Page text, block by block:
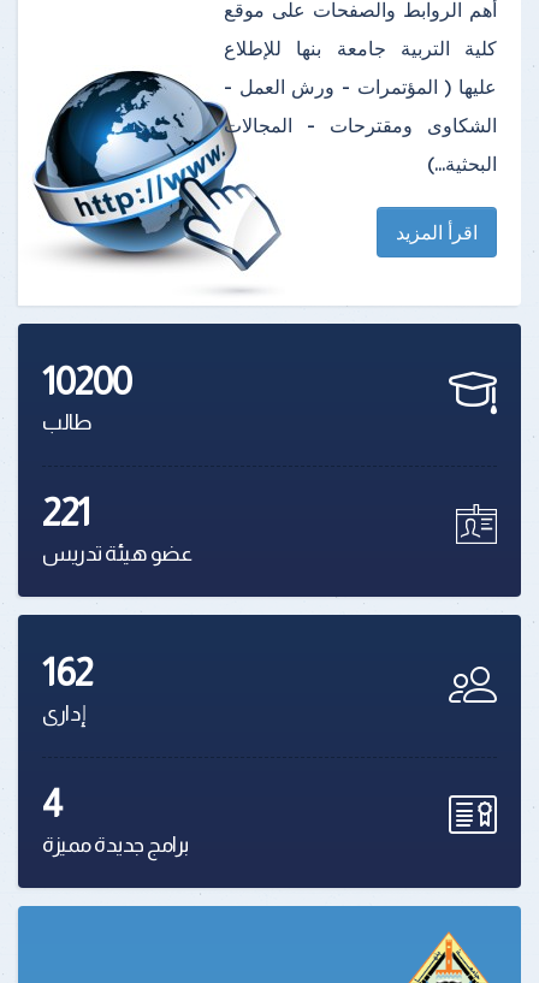
أهم الروابط والصفحات على موقع
كلية التربية جامعة بنها للإطلاع
عليها ( المؤتمرات - ورش العمل -
الشكاوى ومقترحات - المجالات
البحثية...)
اقرأ المزيد
10200
طالب
221
عضو هيئة تدريس
162
إدارى
4
برامج جديدة مميزة